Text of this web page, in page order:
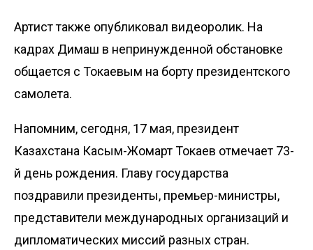
Артист также опубликовал видеоролик. На
кадрах Димаш в непринужденной обстановке
общается с Токаевым на борту президентского
самолета.
Напомним, сегодня, 17 мая, президент
Казахстана Касым-Жомарт Токаев отмечает 73-
й день рождения. Главу государства
поздравили президенты, премьер-министры,
представители международных организаций и
дипломатических миссий разных стран.